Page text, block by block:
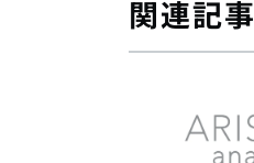
関連記事